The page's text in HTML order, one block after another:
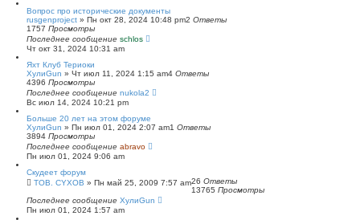
Вопрос про исторические документы
rusgenproject » Пн окт 28, 2024 10:48 pm2 Ответы
1757 Просмотры
Последнее сообщение schlos
Чт окт 31, 2024 10:31 am
Яхт Клуб Териоки
ХулиGun » Чт июл 11, 2024 1:15 am4 Ответы
4396 Просмотры
Последнее сообщение nukola2
Вс июл 14, 2024 10:21 pm
Больше 20 лет на этом форуме
ХулиGun » Пн июл 01, 2024 2:07 am1 Ответы
3894 Просмотры
Последнее сообщение abravo
Пн июл 01, 2024 9:06 am
Скудеет форум
TOB. CYXOB » Пн май 25, 2009 7:57 am26 Ответы
13765 Просмотры
Последнее сообщение ХулиGun
Пн июл 01, 2024 1:57 am